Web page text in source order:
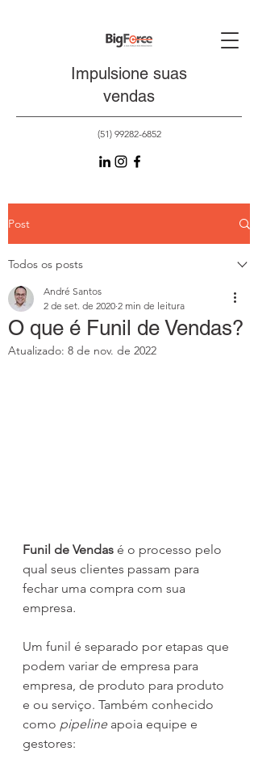
Impulsione suas
vendas
(51) 99282-6852
Post
Todos os posts
O que é Funil de Vendas?
André Santos
2 de set. de 2020 2 min de leitura
Atualizado: 8 de nov. de 2022
Funil de Vendas é o processo pelo
qual seus clientes passam para
fechar uma compra com sua
empresa.
Um funil é separado por etapas que
podem variar de empresa para
empresa, de produto para produto
e ou serviço. Também conhecido
como pipeline apoia equipe e
gestores: